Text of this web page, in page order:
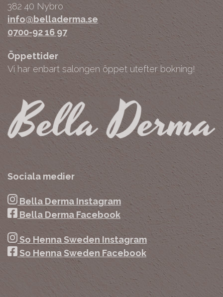
382 40 Nybro
info@belladerma.se
0700-92 16 97
Öppettider
Vi har enbart salongen öppet utefter bokning!
Sociala medier
Bella Derma Instagram
Bella Derma Facebook
So Henna Sweden Instagram
So Henna Sweden Facebook